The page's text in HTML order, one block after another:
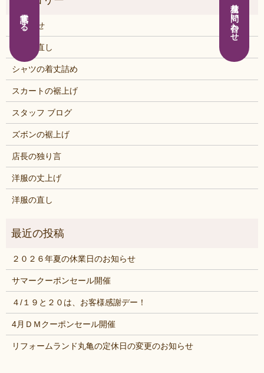
お知らせ
くつの直し
シャツの着丈詰め
スカートの裾上げ
スタッフ ブログ
ズボンの裾上げ
店長の独り言
洋服の丈上げ
洋服の直し
２０２６年夏の休業日のお知らせ
サマークーポンセール開催
４/１９と２０は、お客様感謝デー！
4月ＤＭクーポンセール開催
リフォームランド丸亀の定休日の変更のお知らせ
電話する 見積り問い合わせ